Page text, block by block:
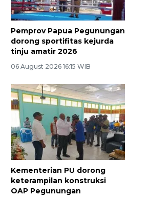
Pemprov Papua Pegunungan
dorong sportifitas kejurda
tinju amatir 2026
06 August 2026 16:15 WIB
Kementerian PU dorong
keterampilan konstruksi
OAP Pegunungan